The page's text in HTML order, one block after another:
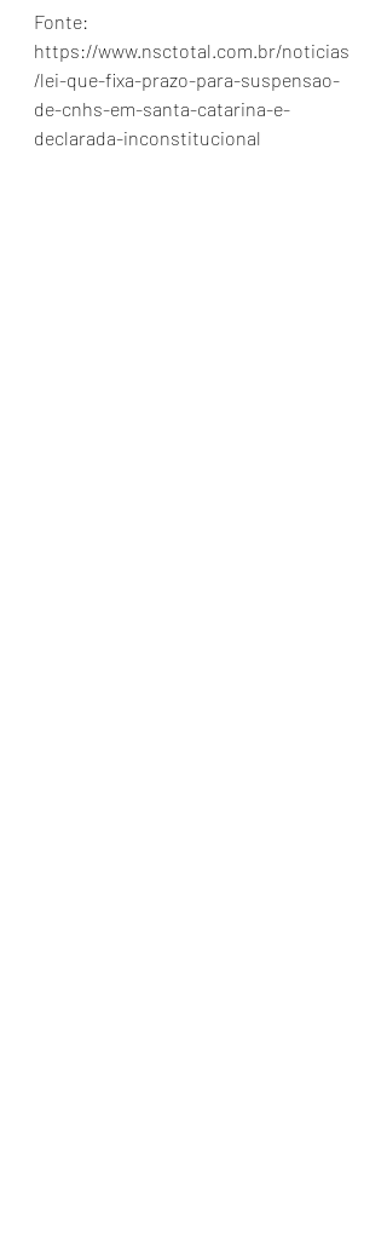
Fonte:
https://www.nsctotal.com.br/noticias
/lei-que-fixa-prazo-para-suspensao-
de-cnhs-em-santa-catarina-e-
declarada-inconstitucional